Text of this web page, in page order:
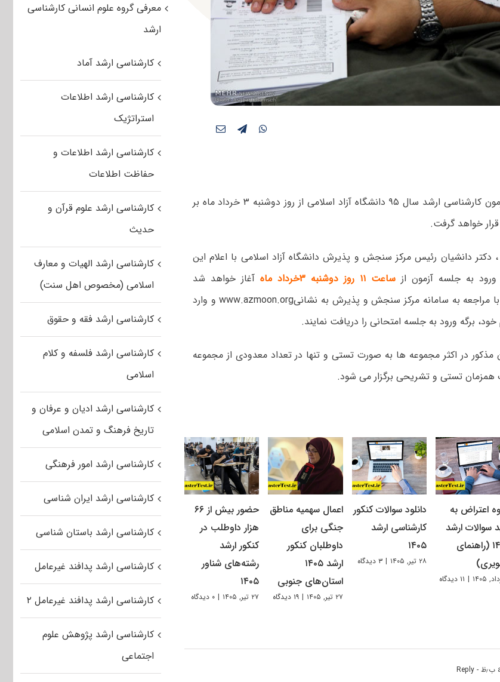
کارت ورود به جلسه آزمون کارشناسی ارشد سال ۹۵ دانشگاه آزاد اسلامی از روز دوشنبه ۳ خرداد ماه بر
خواهد گرفت.
دانشیان رئیس مرکز سنجش و پذیرش دانشگاه آزاد اسلامی با اعلام این
به جلسه آزمون از ساعت ۱۱ روز دوشنبه ۳خرداد ماه
آغاز خواهد شد
با مراجعه به سامانه مرکز سنجش و پذیرش به نشانیwww.azmoon.orgو وارد
برگه ورود به جلسه امتحانی را دریافت نمایند.
مذکور در اکثر مجموعه ها به صورت تستی و تنها در تعداد معدودی از مجموعه
همزمان تستی و تشریحی برگزار می شود.
اعتراض به
سوالات ارشد
۱۴۰۵ (راهنمای
| ۱۱ دیدگاه
دانلود سوالات کنکور
کارشناسی ارشد
۱۴۰۵
۲۸ تیر, ۱۴۰۵ | ۳ دیدگاه
اعمال سهمیه مناطق
جنگی برای
داوطلبان کنکور
ارشد ۱۴۰۵
استان‌های جنوبی
۲۷ تیر, ۱۴۰۵ | ۱۹ دیدگاه
حضور بیش از ۶۶
هزار داوطلب در
کنکور ارشد
رشته‌های شناور
۱۴۰۵
۲۷ تیر, ۱۴۰۵ | ۰ دیدگاه
- Reply
معرفی گروه علوم انسانی کارشناسی
ارشد
کارشناسی ارشد آماد
کارشناسی ارشد اطلاعات
استراتژیک
کارشناسی ارشد اطلاعات و
حفاظت اطلاعات
کارشناسی ارشد علوم قرآن و
حدیث
کارشناسی ارشد الهیات و معارف
اسلامی (مخصوص اهل سنت)
کارشناسی ارشد فقه و حقوق
کارشناسی ارشد فلسفه و کلام
اسلامی
کارشناسی ارشد ادیان و عرفان و
تاریخ فرهنگ و تمدن اسلامی
کارشناسی ارشد امور فرهنگی
کارشناسی ارشد ایران شناسی
کارشناسی ارشد باستان شناسی
کارشناسی ارشد پدافند غیرعامل
کارشناسی ارشد پدافند غیرعامل ۲
کارشناسی ارشد پژوهش علوم
اجتماعی